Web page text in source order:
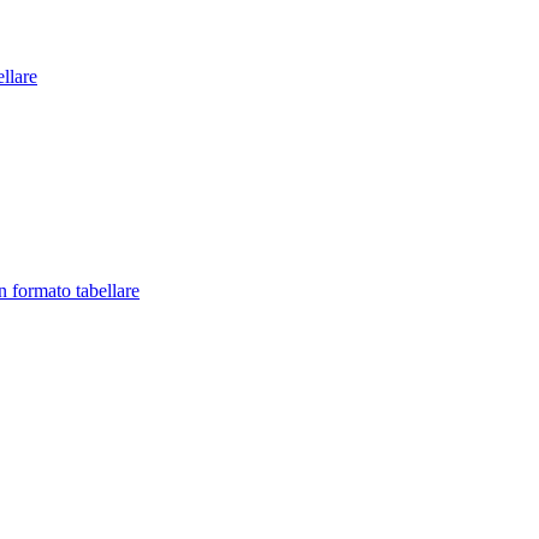
formato tabellare